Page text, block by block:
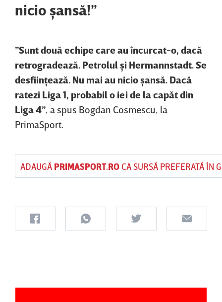
nicio şansă!”
”Sunt două echipe care au încurcat-o, dacă
retrogradează. Petrolul şi Hermannstadt. Se
desfiinţează. Nu mai au nicio şansă. Dacă
ratezi Liga 1, probabil o iei de la capăt din
Liga 4” , a spus Bogdan Cosmescu, la
PrimaSport.
ADAUGĂ PRIMASPORT.ROCA SURSĂ PREFERATĂ ÎN